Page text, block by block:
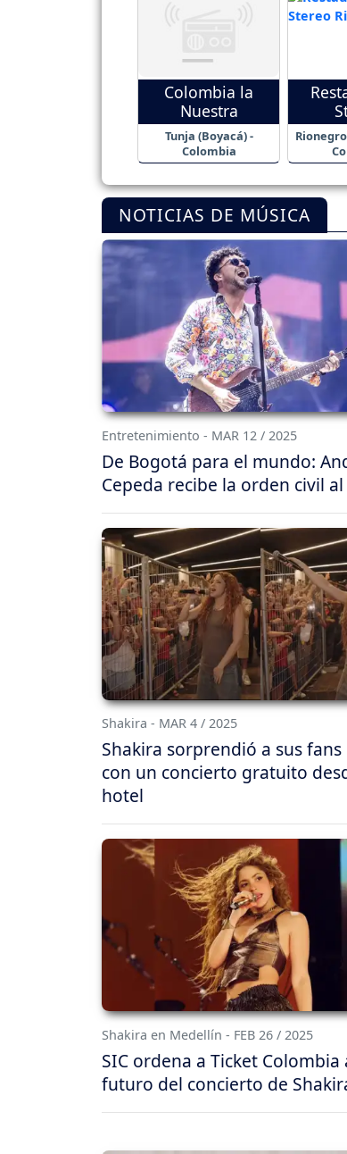
Colombia la
Nuestra
Tunja (Boyacá) -
Colombia
NOTICIAS DE MÚSICA
Entretenimiento - MAR 12 / 2025
De Bogotá para el mundo:
Cepeda recibe la orden civil
Shakira - MAR 4 / 2025
Shakira sorprendió a sus fans
con un concierto gratuito
hotel
Shakira en Medellín - FEB 26 / 2025
SIC ordena a Ticket Colombia
futuro del concierto de